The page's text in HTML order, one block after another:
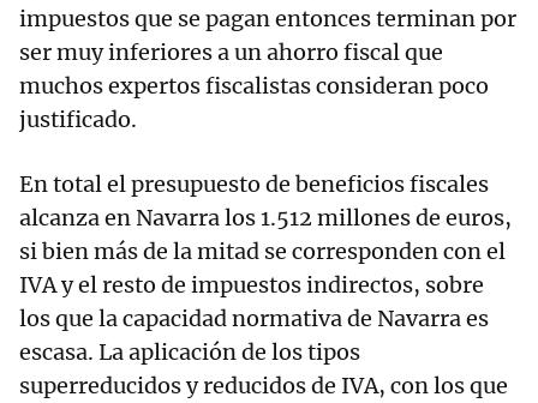
impuestos que se pagan entonces terminan por
ser muy inferiores a un ahorro fiscal que
muchos expertos fiscalistas consideran poco
justificado.
En total el presupuesto de beneficios fiscales
alcanza en Navarra los 1.512 millones de euros,
si bien más de la mitad se corresponden con el
IVA y el resto de impuestos indirectos, sobre
los que la capacidad normativa de Navarra es
escasa. La aplicación de los tipos
superreducidos y reducidos de IVA, con los que